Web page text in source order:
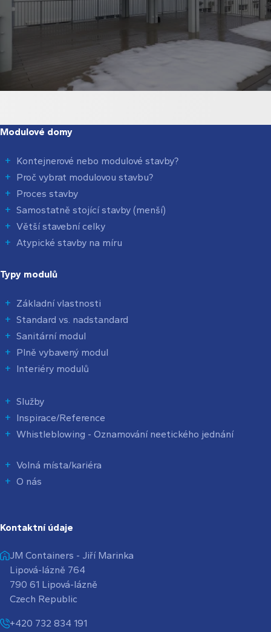
Modulové domy
Kontejnerové nebo modulové stavby?
Proč vybrat modulovou stavbu?
Proces stavby
Samostatně stojící stavby (menší)
Větší stavební celky
Atypické stavby na míru
Typy modulů
Základní vlastnosti
Standard vs. nadstandard
Sanitární modul
Plně vybavený modul
Interiéry modulů
Služby
Inspirace/Reference
Whistleblowing - Oznamování neetického jednání
Volná místa/kariéra
O nás
Kontaktní údaje
JM Containers - Jiří Marinka
Lipová-lázně 764
790 61 Lipová-lázně
Czech Republic
+420 732 834 191